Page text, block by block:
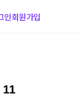
인회원가입
11